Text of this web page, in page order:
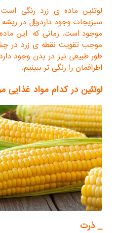
لوتئین ماده ی زرد رنگی
سبزیجات وجود داردريال در
موجود است. زمانی که این
موجب تقویت نقطه ی زرد در
طور طبیعی نیز در بدن وجود
اطرافمان را رنگی تر ببینیم.
لوتئین در کدام مواد غذایی
_ ذرت